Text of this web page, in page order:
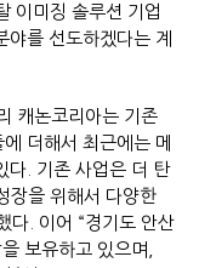
이미징 솔루션 기업
야를 선도하겠다는 계
캐논코리아는 기존
더해서 최근에는 메
다. 기존 사업은 더 탄
장을 위해서 다양한
다. 이어 “경기도 안산
보유하고 있으며,